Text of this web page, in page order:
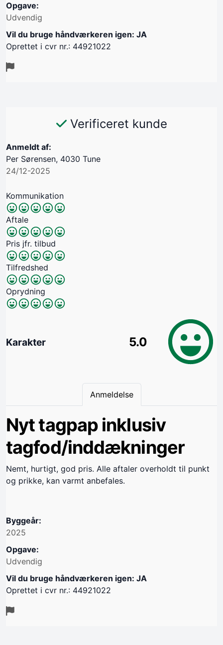
Opgave:
Udvendig
Vil du bruge håndværkeren igen: JA
Oprettet i cvr nr.: 44921022
Verificeret kunde
Anmeldt af:
Per Sørensen, 4030 Tune
24/12-2025
Kommunikation
Aftale
Pris jfr. tilbud
Tilfredshed
Oprydning
Karakter 5.0
Anmeldelse
Nyt tagpap inklusiv
tagfod/inddækninger
Nemt, hurtigt, god pris. Alle aftaler overholdt til punkt
og prikke, kan varmt anbefales.
Byggeår:
2025
Opgave:
Udvendig
Vil du bruge håndværkeren igen: JA
Oprettet i cvr nr.: 44921022